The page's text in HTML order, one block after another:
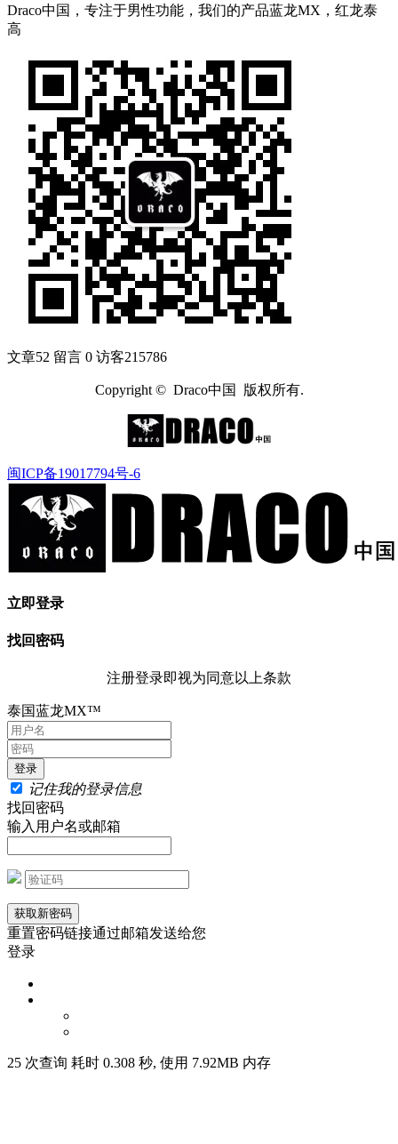
Draco中国，专注于男性功能，我们的产品蓝龙MX，红龙泰
高
文章52 留言 0 访客215786
Copyright © Draco中国 版权所有.
闽ICP备19017794号-6
立即登录
找回密码
注册登录即视为同意以上条款
泰国蓝龙MX™
记住我的登录信息
找回密码
输入用户名或邮箱
重置密码链接通过邮箱发送给您
登录
25 次查询 耗时 0.308 秒, 使用 7.92MB 内存